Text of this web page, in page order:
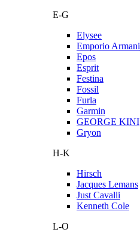
E-G
Elysee
Emporio Armani
Epos
Esprit
Festina
Fossil
Furla
Garmin
GEORGE KINI
Gryon
H-K
Hirsch
Jacques Lemans
Just Cavalli
Kenneth Cole
L-O